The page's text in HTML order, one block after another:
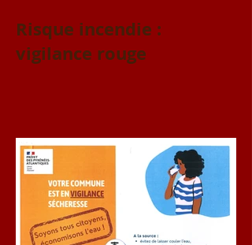
Risque incendie :
vigilance rouge